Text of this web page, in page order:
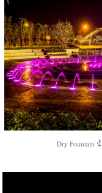
Dry Fountain